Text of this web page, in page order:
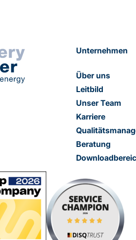
Unternehmen
Über uns
Leitbild
Unser Team
Karriere
Beratung